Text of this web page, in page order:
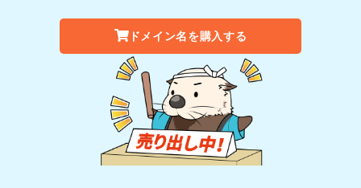
ドメイン名を購入する